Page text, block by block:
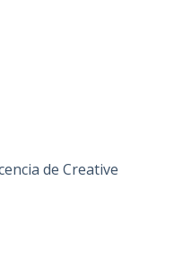
de Creative